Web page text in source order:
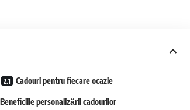
Cadouri pentru fiecare ocazie
Beneficiile personalizării cadourilor